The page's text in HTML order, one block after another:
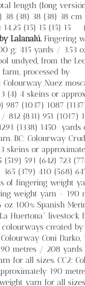
length (long
38 (38) 38 (38) 38
14.25 (15) 15 (15) 15
Lalanalú.Fingering
g; 415 yards / 3.53
undyed, from the
processed by
Colourway Nuez
(4) 4 skeins or
987 (1037) 1087
812 (831) 951 (1017)
(1338) 1450
yards
BC: Colourway
skeins or
(519) 591 (642) 723
(379) 410 (568)
of fingering weight
weight yarn - 190
100% Spanish
Huertona” livestock
created by
Coni Darko,
metres / 208 yards
for all sizes. CC2:
190
yarn for all